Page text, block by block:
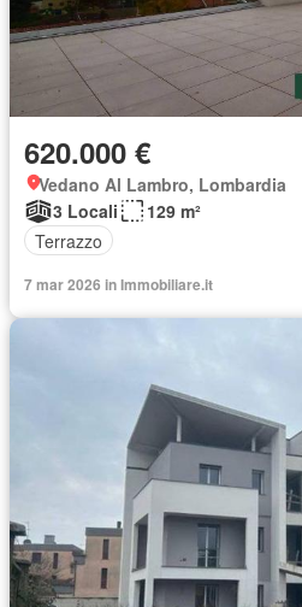
620.000 €
Vedano Al Lambro, Lombardia
3 Locali
129 m²
Terrazzo
7 mar 2026 in Immobiliare.it